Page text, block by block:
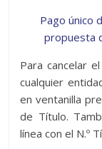
Pago único
propuesta
Para cancelar
cualquier
en ventanilla
de Título.
línea con el N.º